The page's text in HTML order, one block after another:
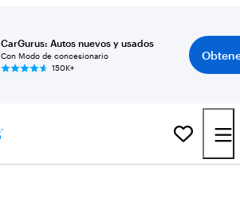
CarGurus: Autos nuevos y usados
Con Modo de concesionario
150K+